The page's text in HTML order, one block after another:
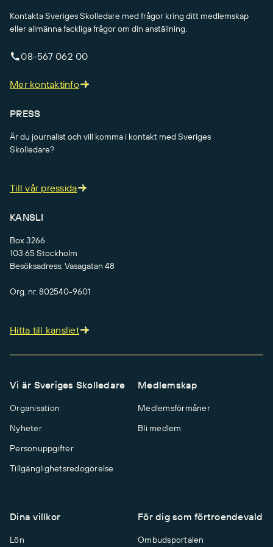
Kontakta Sveriges Skolledare med frågor kring ditt medlemskap
eller allmänna fackliga frågor om din anställning.
08-567 062 00
Mer kontaktinfo
PRESS
Är du journalist och vill komma i kontakt med Sveriges
Skolledare?
Till vår pressida
KANSLI
Box 3266
103 65 Stockholm
Besöksadress: Vasagatan 48
Org. nr. 802540-9601
Hitta till kansliet
Vi är Sveriges Skolledare
Organisation
Nyheter
Personuppgifter
Tillgänglighetsredogörelse
Medlemskap
Medlemsförmåner
Bli medlem
Dina villkor
Lön
För dig som förtroendevald
Ombudsportalen